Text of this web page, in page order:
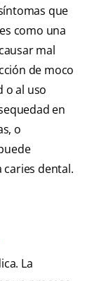
que
como una
mal
de moco
o al uso
en
o
dental.
La